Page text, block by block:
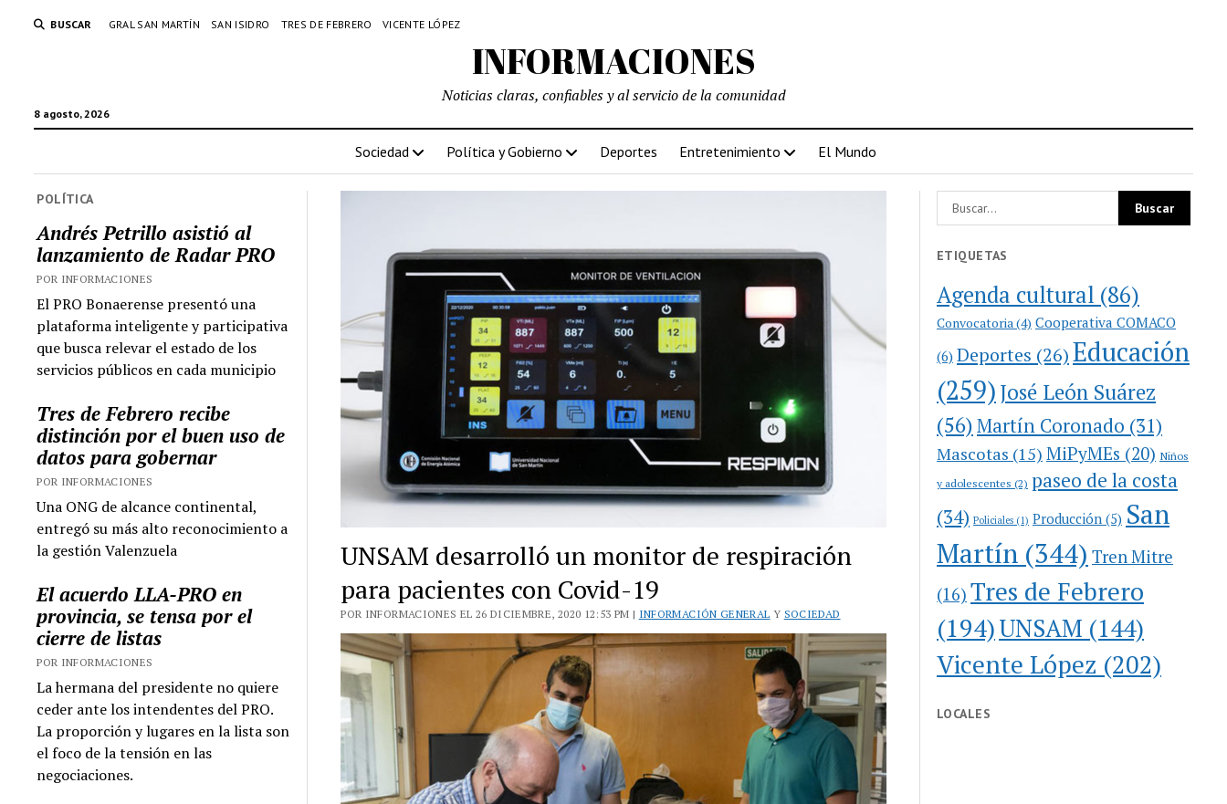
BUSCAR GRAL SAN MARTÍN SAN ISIDRO TRES DE FEBRERO VICENTE LÓPEZ
INFORMACIONES
8 agosto, 2026
Noticias claras, confiables y al servicio de la comunidad
Sociedad Política y Gobierno Deportes Entretenimiento El Mundo
POLÍTICA
Andrés Petrillo asistió al
lanzamiento de Radar PRO
POR INFORMACIONES
El PRO Bonaerense presentó una
plataforma inteligente y participativa
que busca relevar el estado de los
servicios públicos en cada municipio
Tres de Febrero recibe
distinción por el buen uso de
datos para gobernar
POR INFORMACIONES
Una ONG de alcance continental,
entregó su más alto reconocimiento a
la gestión Valenzuela
El acuerdo LLA-PRO en
provincia, se tensa por el
cierre de listas
POR INFORMACIONES
La hermana del presidente no quiere
ceder ante los intendentes del PRO.
La proporción y lugares en la lista son
el foco de la tensión en las
negociaciones.
UNSAM desarrolló un monitor de respiración
para pacientes con Covid-19
POR INFORMACIONES EL 26 DICIEMBRE, 2020 12:53 PM | INFORMACIÓN GENERAL Y SOCIEDAD
ETIQUETAS
Agenda cultural (86)
Convocatoria (4) Cooperativa COMACO
(6) Deportes (26)Educación
(259)José León Suárez
(56)Martín Coronado (31)
Mascotas (15) MiPyMEs (20) Niños
y adolescentes (2) paseo de la costa
(34) Policiales (1) Producción (5) San
Martín (344) Tren Mitre
(16) Tres de Febrero
(194)UNSAM (144)
Vicente López (202)
LOCALES